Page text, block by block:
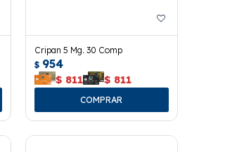
Cripan 5 Mg. 30 Comp
$ 954
$ 811 $ 811